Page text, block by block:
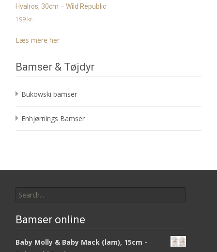
Hvalros, 30cm – Wild Republic
199 kr.
Læs mere her
Bamser & Tøjdyr
Bukowski bamser
Enhjørnings Bamser
for:
Bamser online
Baby Molly & Baby Mack (lam), 15cm -